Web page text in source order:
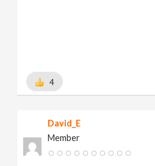
4
David_E
Member